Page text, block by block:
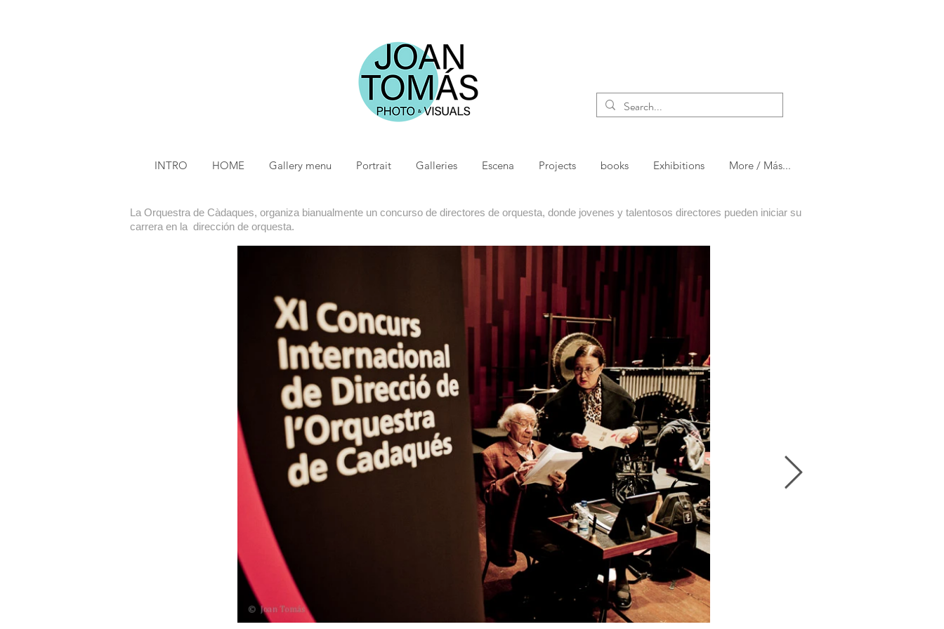
INTRO HOME Gallery menu Portrait Galleries Escena Projects books Exhibitions More / Más...
La Orquestra de Càdaques, organiza bianualmente un concurso de directores de orquesta, donde jovenes y talentosos directores pueden iniciar su
carrera en la dirección de orquesta.